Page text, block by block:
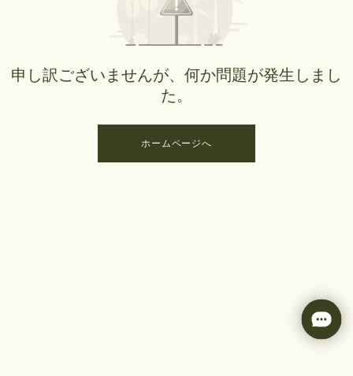
申し訳ございませんが、何か問題が発生しまし
た。
ホームページへ